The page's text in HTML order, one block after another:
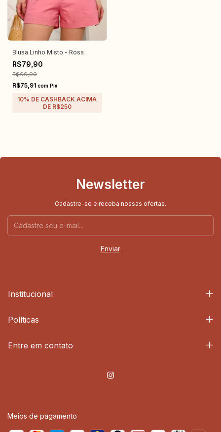
Blusa Linho Misto - Rosa
R$79,90
R$99,90
R$75,91 com Pix
Newsletter
Cadastre-se e receba nossas ofertas.
Institucional
Políticas
Entre em contato
Meios de pagamento